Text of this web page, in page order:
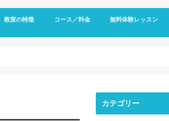
教室の特徴 コース／料金 無料体験レッスン
カテゴリー